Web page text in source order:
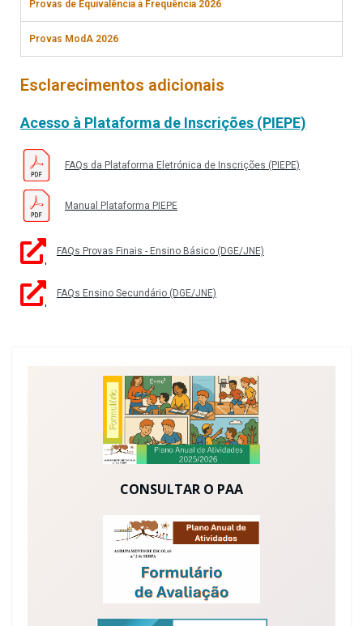
Provas de Equivalência à Frequência 2026
Provas ModA 2026
Esclarecimentos adicionais
Acesso à Plataforma de Inscrições (PIEPE)
FAQs da Plataforma Eletrónica de Inscrições (PIEPE)
Manual Plataforma PIEPE
FAQs Provas Finais - Ensino Básico (DGE/JNE)
FAQs Ensino Secundário (DGE/JNE)
CONSULTAR O PAA